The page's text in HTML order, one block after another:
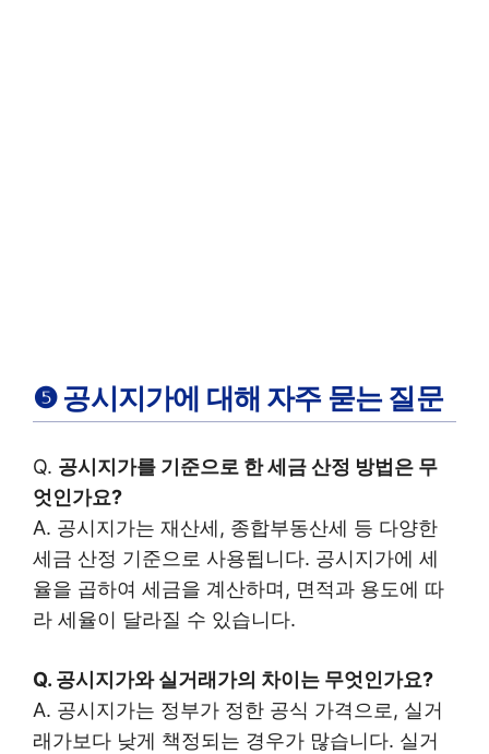
❺ 공시지가에 대해 자주 묻는 질문
Q. 공시지가를 기준으로 한 세금 산정 방법은 무
엇인가요?
A. 공시지가는 재산세, 종합부동산세 등 다양한
세금 산정 기준으로 사용됩니다. 공시지가에 세
율을 곱하여 세금을 계산하며, 면적과 용도에 따
라 세율이 달라질 수 있습니다.
Q. 공시지가와 실거래가의 차이는 무엇인가요?
A. 공시지가는 정부가 정한 공식 가격으로, 실거
래가보다 낮게 책정되는 경우가 많습니다. 실거